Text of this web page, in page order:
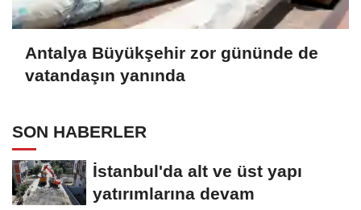
Antalya Büyükşehir zor gününde de
vatandaşın yanında
SON HABERLER
İstanbul'da alt ve üst yapı
yatırımlarına devam